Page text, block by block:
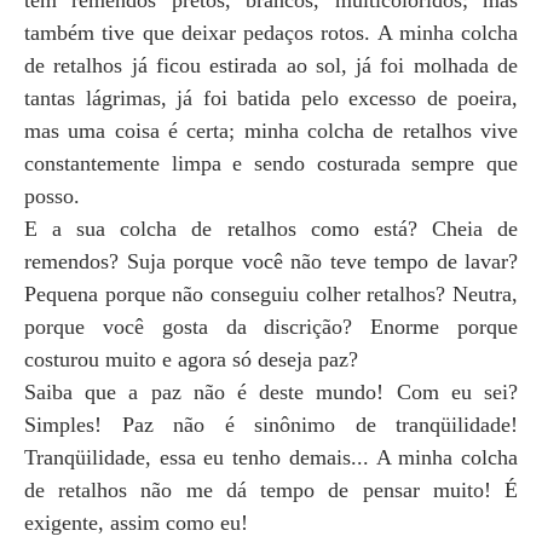
também tive que deixar pedaços rotos. A minha colcha
de retalhos já ficou estirada ao sol, já foi molhada de
tantas lágrimas, já foi batida pelo excesso de poeira,
mas uma coisa é certa; minha colcha de retalhos vive
constantemente limpa e sendo costurada sempre que
posso.
E a sua colcha de retalhos como está? Cheia de
remendos? Suja porque você não teve tempo de lavar?
Pequena porque não conseguiu colher retalhos? Neutra,
porque você gosta da discrição? Enorme porque
costurou muito e agora só deseja paz?
Saiba que a paz não é deste mundo! Com eu sei?
Simples! Paz não é sinônimo de tranqüilidade!
Tranqüilidade, essa eu tenho demais... A minha colcha
de retalhos não me dá tempo de pensar muito! É
exigente, assim como eu!